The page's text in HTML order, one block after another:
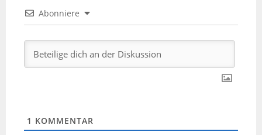
Abonniere
1 KOMMENTAR